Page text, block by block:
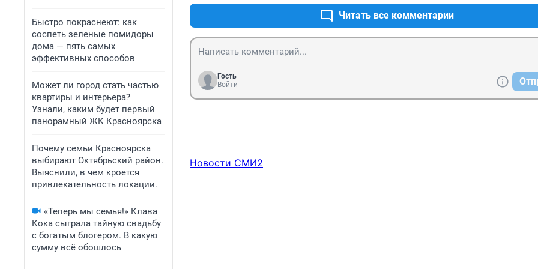
Быстро покраснеют: как
соспеть зеленые помидоры
дома — пять самых
эффективных способов
Может ли город стать частью
квартиры и интерьера?
Узнали, каким будет первый
панорамный ЖК Красноярска
Почему семьи Красноярска
выбирают Октябрьский район.
Выяснили, в чем кроется
привлекательность локации.
«Теперь мы семья!» Клава
Кока сыграла тайную свадьбу
с богатым блогером. В какую
сумму всё обошлось
Читать все комментарии
Гость
Войти
Новости СМИ2